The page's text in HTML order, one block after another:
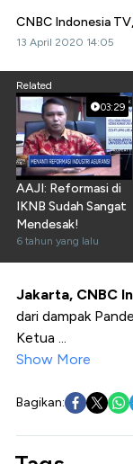
CNBC Indonesia TV,
13 April 2020 14:05
Related
03:29
AAJI: Reformasi di
IKNB Sudah Sangat
Mendesak!
6 tahun yang lalu
Jakarta, CNBC
dari dampak
Ketua ...
Show More
Bagikan: